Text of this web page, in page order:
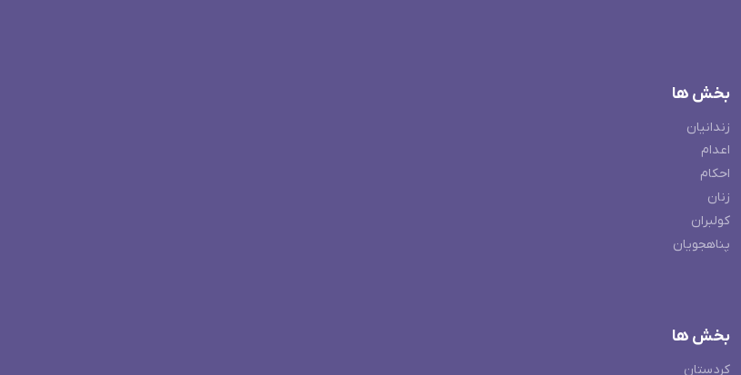
بخش ها
زندانیان
اعدام
احکام
زنان
کولبران
پناهجویان
بخش ها
کردستان